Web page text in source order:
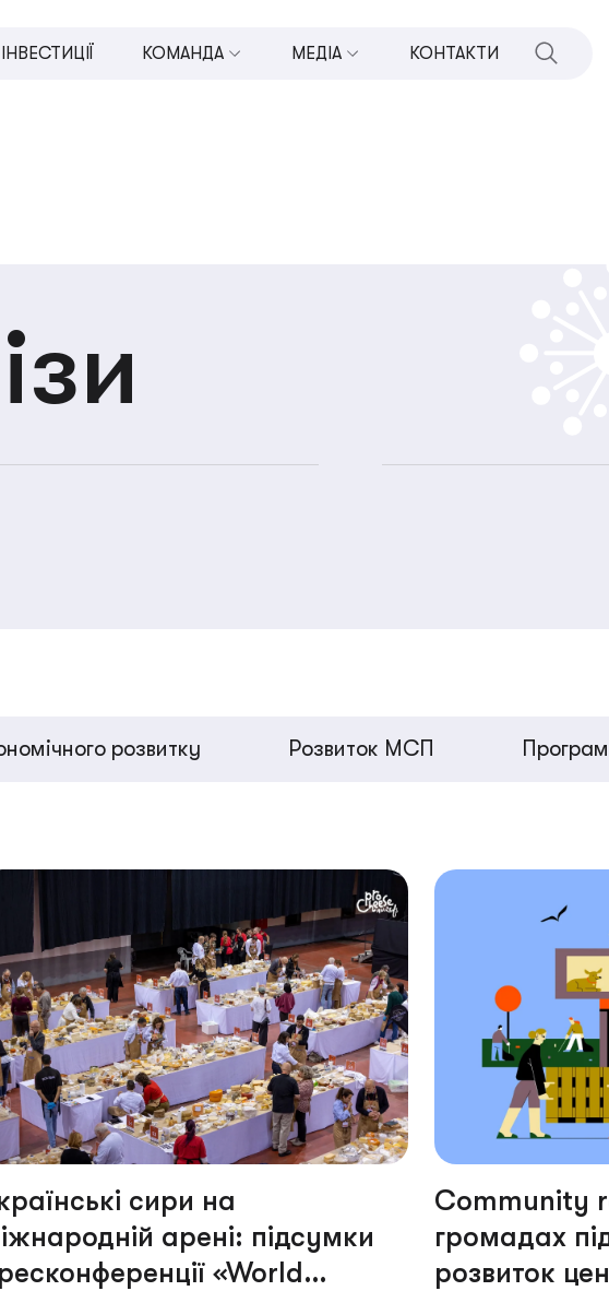
ІНВЕСТИЦІЇ КОМАНДА МЕДІА КОНТАКТИ
розвитку Розвиток МСП
сири на
арені: підсумки
«World
Community
громадах
розвиток